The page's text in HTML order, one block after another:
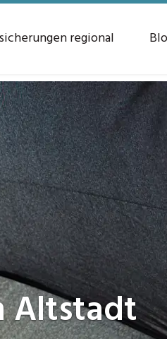
regional
Altstadt